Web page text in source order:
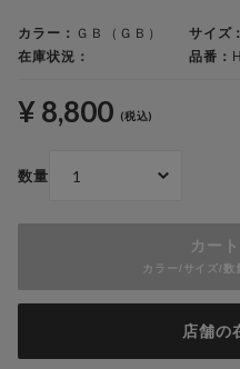
カラー： ＧＢ（ＧＢ）
サイズ：
在庫状況：
品番：
¥ 8,800 (税込)
数量
カー
カラー/サイズ/数
店舗の